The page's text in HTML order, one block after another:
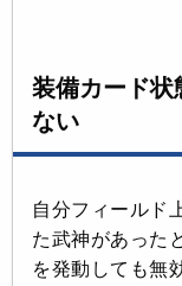
装備カード状
ない
自分フィールド
た武神があった
を発動しても無